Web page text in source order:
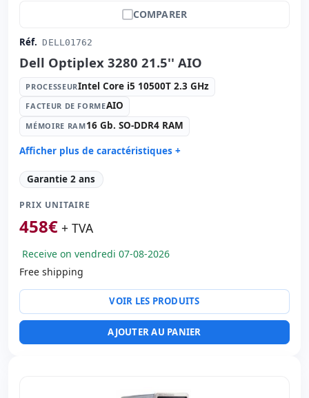
COMPARER
Réf. DELL01762
Dell Optiplex 3280 21.5'' AIO
PROCESSEURIntel Core i5 10500T 2.3 GHz
FACTEUR DE FORMEAIO
MÉMOIRE RAM16 Gb. SO-DDR4 RAM
Afficher plus de caractéristiques +
Processeur: Intel Core i5 10500T 2.3 GHz.
Facteur de forme:
Mémoire RAM:
Disque dur: 256 Gb. SSD M2
Graphique: Intel UHD Graphics 630
Son: Realtek HDA
Réseau: Realtek PCIe GBE
Système opératif: Windows 11 Pro
Ports: 2x USB 2.0 · 3x USB 3.0 · USB-C
Led 21.5 '' FullHD avec Haut-parleurs · 16: 9 ·
Garantie 2 ans
PRIX UNITAIRE
458€ + TVA
Receive on vendredi 07-08-2026
Free shipping
VOIR LES PRODUITS
AJOUTER AU PANIER